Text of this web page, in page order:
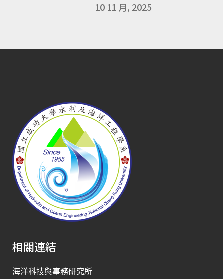
10 11 月, 2025
相關連結
海洋科技與事務研究所